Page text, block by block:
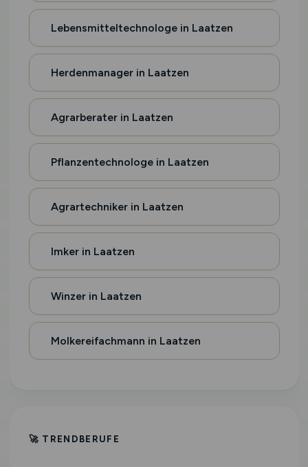
Lebensmitteltechnologe in Laatzen
Herdenmanager in Laatzen
Agrarberater in Laatzen
Pflanzentechnologe in Laatzen
Agrartechniker in Laatzen
Imker in Laatzen
Winzer in Laatzen
Molkereifachmann in Laatzen
🚀 TRENDBERUFE